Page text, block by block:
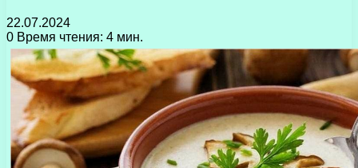
22.07.2024
0 Время чтения: 4 мин.